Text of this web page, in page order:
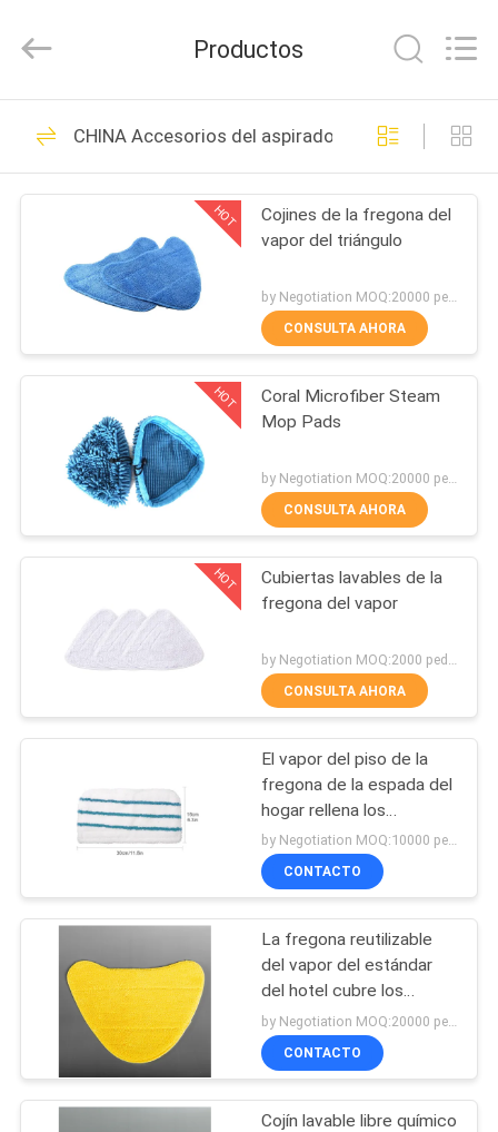
HOGAR
PRODUCTOS
SOBRE
NOSOTROS
VIAJE
FÁBRICA
CONTROL
CALIDAD
EN
UNA
CITA
MAPA
DEL
SITIO
Reserved.
Bolsos de filtro del
101
Bolsos de filtro del
aspirador
88
Las bolsas anti
polvo del aspirador
Bolsas de papel del
aspirador
47
Ambientador de aire
14
Productos
CHINA Accesorios del aspirador
HOT
Cojines de la fregona del
vapor del triángulo
by Negotiation MOQ:20000 pedazos/pedazos
CONSULTA AHORA
HOT
Coral Microfiber Steam
Mop Pads
CONSULTA AHORA
HOT
Cubiertas lavables de la
fregona del vapor
CONSULTA AHORA
El vapor del piso de la
fregona de la espada del
hogar rellena los
accesorios del aspiradorby Negotiation MOQ:10000 pedazos/pedazos
CONTACTO
La fregona reutilizable
del vapor del estándar
del hotel cubre los
accesorios del aspiradorby Negotiation MOQ:20000 pedazos/pedazos
CONTACTO
Cojín lavable libre químico